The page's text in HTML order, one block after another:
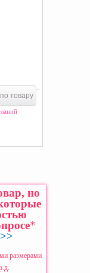
товару
но
*
размерами